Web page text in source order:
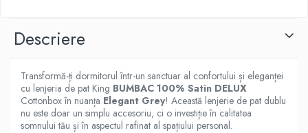
Descriere
Transformă-ți dormitorul într-un sanctuar al confortului și eleganței
cu lenjeria de pat King BUMBAC 100% Satin DELUX
Cottonbox în nuanța Elegant Grey! Această lenjerie de pat dublu
nu este doar un simplu accesoriu, ci o investiție în calitatea
somnului tău și în aspectul rafinat al spațiului personal.